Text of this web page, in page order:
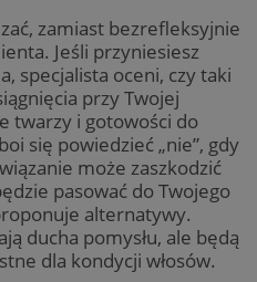
zamiast bezrefleksyjnie
Jeśli przyniesiesz
specjalista oceni, czy taki
przy Twojej
twarzy i gotowości do
się powiedzieć „nie”, gdy
może zaszkodzić
pasować do Twojego
alternatywy.
ducha pomysłu, ale będą
dla kondycji włosów.